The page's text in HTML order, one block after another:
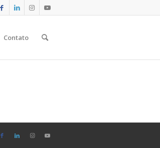
Contato